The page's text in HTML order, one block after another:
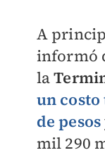
A
informó
la
un
de pesos
mil 290